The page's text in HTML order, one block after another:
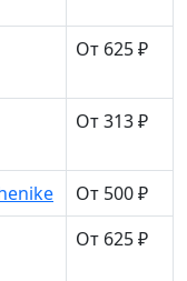
От 625 ₽
От 313 ₽
От 500 ₽
От 625 ₽